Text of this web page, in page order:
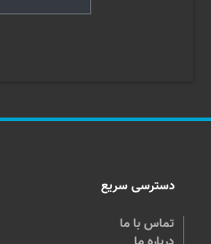
دسترسی سریع
تماس با ما